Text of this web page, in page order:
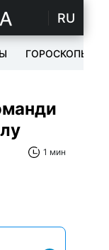
RU
ГОРОСКОПЫ
1 мин